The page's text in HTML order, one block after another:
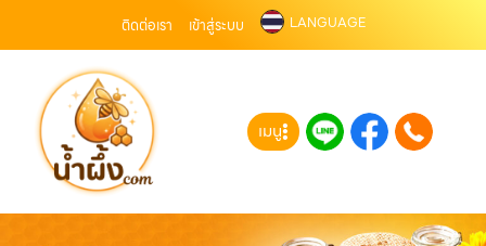
ติดต่อเรา เข้าสู่ระบบ LANGUAGE
เมนู